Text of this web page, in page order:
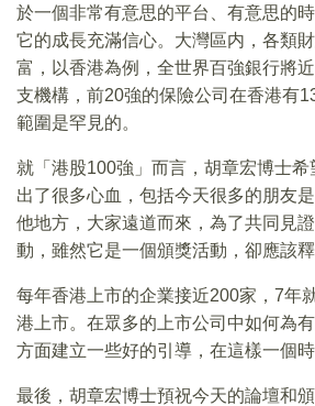
於一個非常有意思的平台、有意思的
它的成長充滿信心。大灣區内，各類
富，以香港為例，全世界百強銀行將
支機構，前20強的保險公司在香港有
範圍是罕見的。
就「港股100強」而言，胡章宏博士
出了很多心血，包括今天很多的朋友
他地方，大家遠道而來，為了共同見
動，雖然它是一個頒獎活動，卻應該釋
每年香港上市的企業接近200家，7年
港上市。在眾多的上市公司中如何為
方面建立一些好的引導，在這樣一個
最後，胡章宏博士預祝今天的論壇和